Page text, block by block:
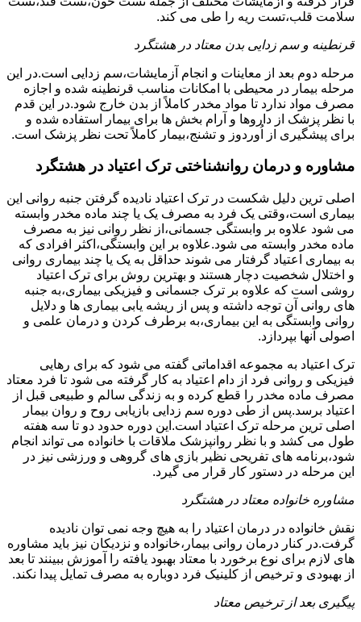
سلامت قلب،تست ریه را طی می کند.
قرنطینه و سم زدایی بدن معتاد در هشتگرد
مرحله دوم بعد از معاینات و انجام آزمایشات،سم زدایی است.در این
مرحله بیمار در محیطی با امکانات مناسب قرنطینه شده و اجازه
مصرف مواد ندارد تا مواد مخدر کاملاً از بدن خارج شود.در این قدم
با نظر پزشک از داروها و آرام بخش ها برای بیمار استفاده شده و
برای پیشگیری از اُوردوز و تشنج،بیمار کاملاً تحت نظر پزشک است.
مشاوره و درمان روانشناختی ترک اعتیاد در هشتگرد
اصلی ترین دلیل شکست در ترک اعتیاد نادیده گرفتن جنبه روانی این
بیماری است،وقتی یک فرد به مصرف یک یا چند ماده مخدر وابسته
می شود علاوه بر وابستگی جسمانی،از نظر روانی نیز به مصرف
ماده مخدر وابسته می شود.علاوه بر این وابستگی،اکثر افرادی که
به بیماری اعتیاد گرفتار می شوند حداقل به یک یا چند بیماری روانی
و اختلال شخصیت دچار هستند و بهترین روش برای ترک اعتیاد
روشی است که علاوه بر ترک جسمانی و فیزیکی بیماری،به جنبه
های روانی آن توجه داشته و پس از ریشه یابی بیماری ها و دلایل
روانی وابستگی به این بیماری،به برطرف کردن و درمان علمی و
اصولی آنها بپردازد.
ترک اعتیاد به مجموعه اقداماتی گفته می شود که برای رهایی
فیزیکی و روانی فرد از دام اعتیاد به کار گرفته می شود تا فرد معتاد
مصرف ماده مخدر را قطع کرده و به زندگی سالم و طبیعی قبل از
اعتیاد برسد.پس از طی دوره سم زدایی بازیابی روح و روان بیمار
اصلی ترین مرحله ترک اعتیاد است.این دوره حدود دو تا سه هفته
طول می کشد و با نظر روانپزشک ملاقات با خانواده می تواند انجام
شود،برنامه های تفریحی نظیر بازی های گروهی و ورزشی نیز در
این مرحله در دستور کار قرار می گیرد.
مشاوره خانواده معتاد در هشتگرد
نقش خانواده در درمان اعتیاد را به هیچ وجه نمی توان نادیده
گرفت.در کنار درمان روانی بیمار،خانواده و نزدیکان نیز باید مشاوره
های لازم برای نوع برخورد با معتاد بهبود یافته را آموزش ببینند تا بعد
از بهبودی و ترخیص از کلینیک فرد دوباره به مصرف تمایل پیدا نکند.
پیگیری بعد از ترخیص معتاد